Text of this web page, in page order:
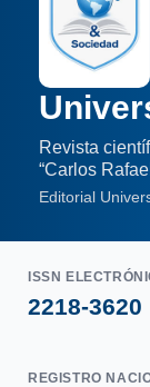
Revista
“Carlos
Editorial
ISSN
2218-3620
REGISTRO